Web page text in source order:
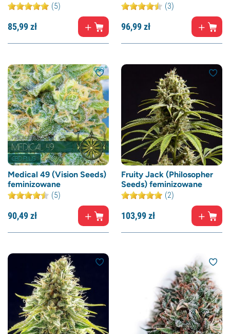
(5)
85,99zł
(3)
96,99zł
Medical 49 (Vision Seeds)
feminizowane
(5)
90,49zł
Fruity Jack (Philosopher
Seeds) feminizowane
(2)
103,99zł